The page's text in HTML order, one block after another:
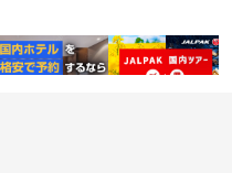
6.5%還元 0.5%還元